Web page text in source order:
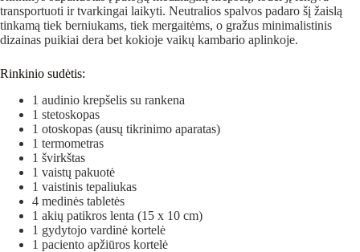
transportuoti ir tvarkingai laikyti. Neutralios spalvos padaro šį žaislą
tinkamą tiek berniukams, tiek mergaitėms, o gražus minimalistinis
dizainas puikiai dera bet kokioje vaikų kambario aplinkoje.
Rinkinio sudėtis:
1 audinio krepšelis su rankena
1 stetoskopas
1 otoskopas (ausų tikrinimo aparatas)
1 termometras
1 švirkštas
1 vaistų pakuotė
1 vaistinis tepaliukas
4 medinės tabletės
1 akių patikros lenta (15 x 10 cm)
1 gydytojo vardinė kortelė
1 paciento apžiūros kortelė